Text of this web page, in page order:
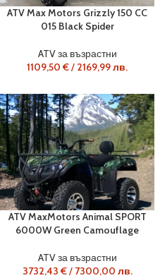
ATV Max Motors Grizzly 150 CC
015 Black Spider
ATV за възрастни
1109,50 €/ 2169,99лв.
ATV MaxMotors Animal SPORT
6000W Green Camouflage
ATV за възрастни
3732,43 €/ 7300,00 лв.